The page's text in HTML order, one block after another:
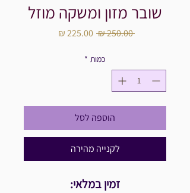
שובר מזון ומשקה מוזל
‏250.00 ‏₪
מחיר
כמות *
הוספה לסל
לקנייה מהירה
זמין במלאי: